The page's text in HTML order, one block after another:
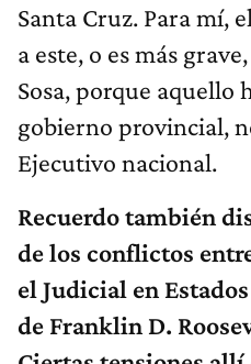
Santa Cruz. Para mí,
a este, o es más
Sosa, porque aquello
gobierno provincial,
Ejecutivo nacional.
Recuerdo también
de los conflictos
el Judicial en
de Franklin D.